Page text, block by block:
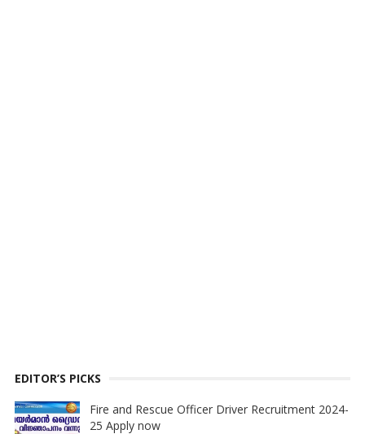
EDITOR’S PICKS
Fire and Rescue Officer Driver Recruitment 2024-
25 Apply now